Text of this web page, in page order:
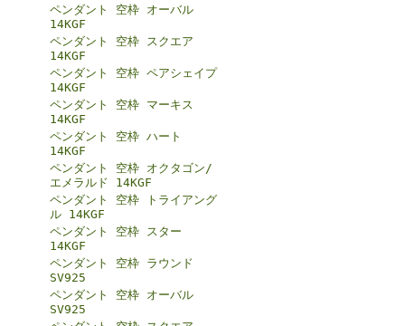
ペンダント 空枠 オーバル
14KGF
ペンダント 空枠 スクエア
14KGF
ペンダント 空枠 ペアシェイプ
14KGF
ペンダント 空枠 マーキス
14KGF
ペンダント 空枠 ハート
14KGF
ペンダント 空枠 オクタゴン/
エメラルド 14KGF
ペンダント 空枠 トライアング
ル 14KGF
ペンダント 空枠 スター
14KGF
ペンダント 空枠 ラウンド
SV925
ペンダント 空枠 オーバル
SV925